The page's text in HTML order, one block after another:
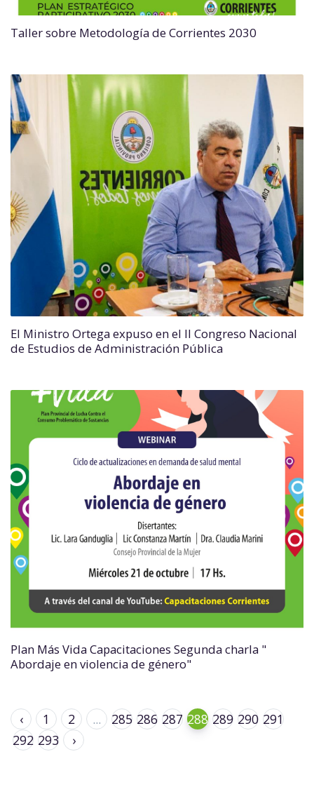
Taller sobre Metodología de Corrientes 2030
El Ministro Ortega expuso en el II Congreso Nacional
de Estudios de Administración Pública
Plan Más Vida Capacitaciones Segunda charla "
Abordaje en violencia de género"
‹ 1 2 ... 285 286 287 288 289 290 291
292 293 ›